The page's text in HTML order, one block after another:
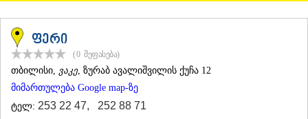
ᲝᲖᲣᲠᲒᲔᲗᲘ
ᲩᲝᲮᲐᲢᲐᲣᲠᲘ
ᲣᲠᲔᲙᲘ
ᲘᲛᲔᲠᲔᲗᲘ
ᲑᲐᲦᲓᲐᲗᲘ
ᲕᲐᲜᲘ
ᲖᲔᲡᲢᲐᲤᲝᲜᲘ
ფერი
(0 შეფასება)
ᲗᲑᲘᲚᲘᲡᲘ, ვაკე, ზურაბ ავალიშვილის ქუჩა 12
მიმართულება Google map-ზე
ტელ: 253 22 47, 252 88 71